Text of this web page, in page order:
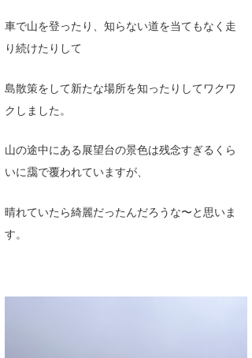
車で山を登ったり、知らない道を当てもなく走
り続けたりして
島散策をして新たな場所を知ったりしてワクワ
クしました。
山の途中にある展望台の景色は残念すぎるくら
いに靄で覆われていますが、
晴れていたら綺麗だったんだろうな〜と思いま
す。